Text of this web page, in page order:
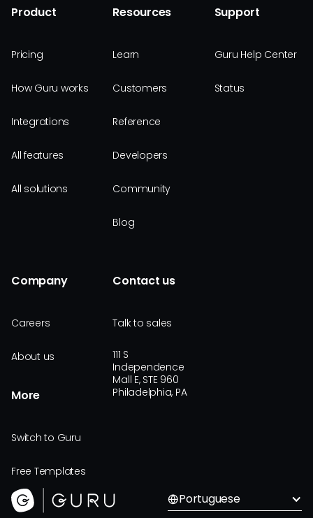
Product
Pricing
How Guru works
Integrations
All features
All solutions
Resources
Learn
Customers
Reference
Developers
Community
Blog
Support
Guru Help Center
Status
Company
Careers
About us
More
Switch to Guru
Free Templates
Contact us
Talk to sales
111 S
Independence
Mall E, STE 960
Philadelphia, PA
Portuguese